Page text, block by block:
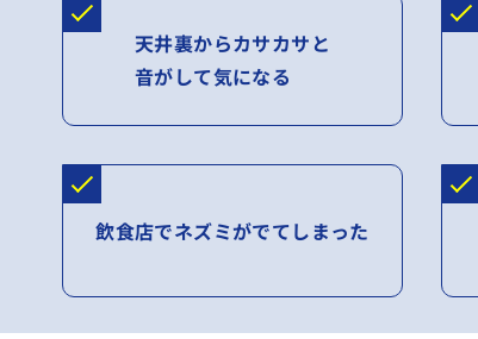
天井裏からカサカサと
音がして気になる
飲食店でネズミがでてしまった